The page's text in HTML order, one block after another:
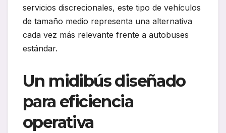
servicios discrecionales, este tipo de vehículos
de tamaño medio representa una alternativa
cada vez más relevante frente a autobuses
estándar.
Un midibús diseñado
para eficiencia
operativa